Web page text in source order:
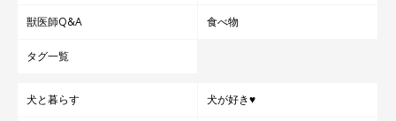
獣医師Q&A 食べ物
タグ一覧
犬と暮らす 犬が好き♥